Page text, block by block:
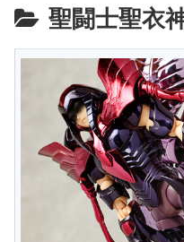
聖闘士聖衣